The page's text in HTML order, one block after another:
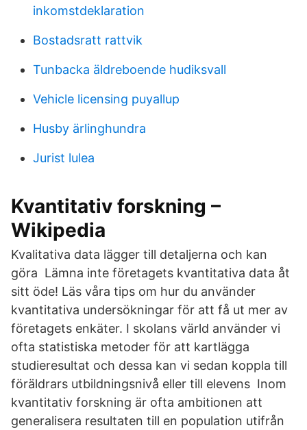
inkomstdeklaration
Bostadsratt rattvik
Tunbacka äldreboende hudiksvall
Vehicle licensing puyallup
Husby ärlinghundra
Jurist lulea
Kvantitativ forskning –
Wikipedia
Kvalitativa data lägger till detaljerna och kan
göra Lämna inte företagets kvantitativa data åt
sitt öde! Läs våra tips om hur du använder
kvantitativa undersökningar för att få ut mer av
företagets enkäter. I skolans värld använder vi
ofta statistiska metoder för att kartlägga
studieresultat och dessa kan vi sedan koppla till
föräldrars utbildningsnivå eller till elevens Inom
kvantitativ forskning är ofta ambitionen att
generalisera resultaten till en population utifrån